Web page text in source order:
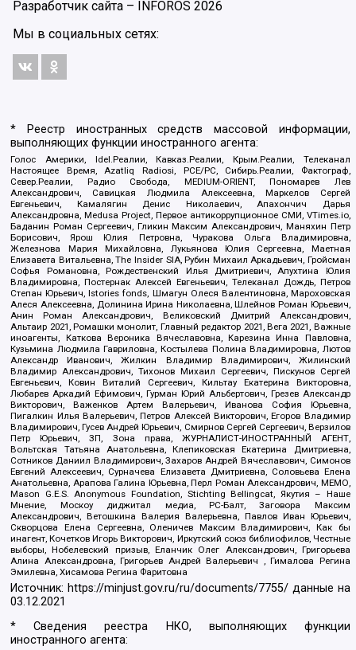
Разработчик сайта – INFOROS 2026
Мы в социальных сетях:
* Реестр иностранных средств массовой информации,
выполняющих функции иностранного агента:
Голос Америки, Idel.Реалии, Кавказ.Реалии, Крым.Реалии, Телеканал
Настоящее Время, Azatliq Radiosi, PCE/PC, Сибирь.Реалии, Фактограф,
Север.Реалии, Радио Свобода, MEDIUM-ORIENT, Пономарев Лев
Александрович, Савицкая Людмила Алексеевна, Маркелов Сергей
Евгеньевич, Камалягин Денис Николаевич, Апахончич Дарья
Александровна, Medusa Project, Первое антикоррупционное СМИ, VTimes.io,
Баданин Роман Сергеевич, Гликин Максим Александрович, Маняхин Петр
Борисович, Ярош Юлия Петровна, Чуракова Ольга Владимировна,
Железнова Мария Михайловна, Лукьянова Юлия Сергеевна, Маетная
Елизавета Витальевна, The Insider SIA, Рубин Михаил Аркадьевич, Гройсман
Софья Романовна, Рождественский Илья Дмитриевич, Апухтина Юлия
Владимировна, Постернак Алексей Евгеньевич, Телеканал Дождь, Петров
Степан Юрьевич, Istories fonds, Шмагун Олеся Валентиновна, Мароховская
Алеся Алексеевна, Долинина Ирина Николаевна, Шлейнов Роман Юрьевич,
Анин Роман Александрович, Великовский Дмитрий Александрович,
Альтаир 2021, Ромашки монолит, Главный редактор 2021, Вега 2021, Важные
иноагенты, Каткова Вероника Вячеславовна, Карезина Инна Павловна,
Кузьмина Людмила Гавриловна, Костылева Полина Владимировна, Лютов
Александр Иванович, Жилкин Владимир Владимирович, Жилинский
Владимир Александрович, Тихонов Михаил Сергеевич, Пискунов Сергей
Евгеньевич, Ковин Виталий Сергеевич, Кильтау Екатерина Викторовна,
Любарев Аркадий Ефимович, Гурман Юрий Альбертович, Грезев Александр
Викторович, Важенков Артем Валерьевич, Иванова София Юрьевна,
Пигалкин Илья Валерьевич, Петров Алексей Викторович, Егоров Владимир
Владимирович, Гусев Андрей Юрьевич, Смирнов Сергей Сергеевич, Верзилов
Петр Юрьевич, ЗП, Зона права, ЖУРНАЛИСТ-ИНОСТРАННЫЙ АГЕНТ,
Вольтская Татьяна Анатольевна, Клепиковская Екатерина Дмитриевна,
Сотников Даниил Владимирович, Захаров Андрей Вячеславович, Симонов
Евгений Алексеевич, Сурначева Елизавета Дмитриевна, Соловьева Елена
Анатольевна, Арапова Галина Юрьевна, Перл Роман Александрович, МЕМО,
Mason G.E.S. Anonymous Foundation, Stichting Bellingcat, Якутия – Наше
Мнение, Москоу диджитал медиа, РС-Балт, Заговора Максим
Александрович, Ветошкина Валерия Валерьевна, Павлов Иван Юрьевич,
Скворцова Елена Сергеевна, Оленичев Максим Владимирович, Как бы
инагент, Кочетков Игорь Викторович, Иркутский союз библиофилов, Честные
выборы, Нобелевский призыв, Еланчик Олег Александрович, Григорьева
Алина Александровна, Григорьев Андрей Валерьевич , Гималова Регина
Эмилевна, Хисамова Регина Фаритовна
Источник: https://minjust.gov.ru/ru/documents/7755/ данные на
03.12.2021
* Сведения реестра НКО, выполняющих функции
иностранного агента: